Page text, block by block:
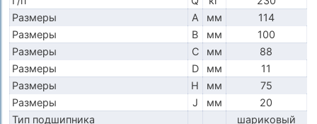
Размеры
A мм
114
Размеры
B мм
100
Размеры
C мм
88
Размеры
D мм
11
Размеры
H мм
75
Размеры
J мм
20
Тип подшипника
шариковый